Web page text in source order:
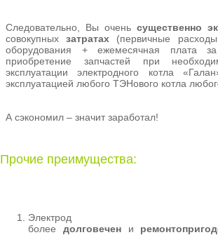
Следовательно, Вы очень существенно
совокупныхзатратах (первичные
оборудования + ежемесячная плата за
приобретение запчастей при
эксплуатации электродного котла
эксплуатацией любого ТЭНового котла
А сэкономил – значит заработал!
Прочие преимущества:
Электрод
более долговечени